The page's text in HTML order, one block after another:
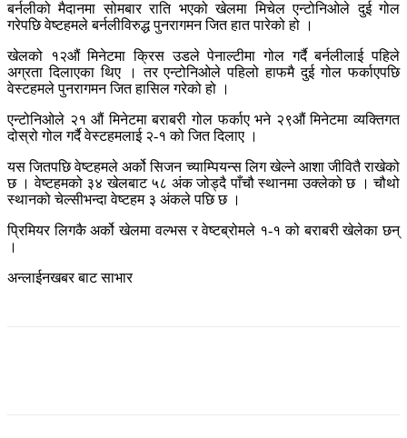
बर्नलीको मैदानमा सोमबार राति भएको खेलमा मिचेल एन्टोनिओले दुई गोल
गरेपछि वेष्टहमले बर्नलीविरुद्ध पुनरागमन जित हात पारेको हो ।
खेलको १२औं मिनेटमा क्रिस उडले पेनाल्टीमा गोल गर्दै बर्नलीलाई पहिले
अग्रता दिलाएका थिए । तर एन्टोनिओले पहिलो हाफमै दुई गोल फर्काएपछि
वेस्टहमले पुनरागमन जित हासिल गरेको हो ।
एन्टोनिओले २१ औं मिनेटमा बराबरी गोल फर्काए भने २९औं मिनेटमा व्यक्तिगत
दोस्रो गोल गर्दै वेस्टहमलाई २-१ को जित दिलाए ।
यस जितपछि वेष्टहमले अर्को सिजन च्याम्पियन्स लिग खेल्ने आशा जीवितै राखेको
छ । वेष्टहमको ३४ खेलबाट ५८ अंक जोड्दै पाँचौ स्थानमा उक्लेको छ । चौथो
स्थानको चेल्सीभन्दा वेष्टहम ३ अंकले पछि छ ।
प्रिमियर लिगकै अर्को खेलमा वल्भस र वेष्टब्रोमले १-१ को बराबरी खेलेका छन्
।
अन्लाईनखबर बाट साभार